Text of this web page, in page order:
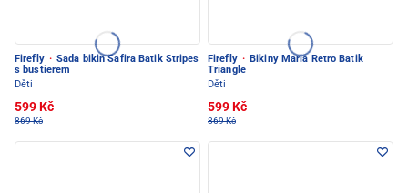
Firefly · Sada bikin Safira Batik Stripes
s bustierem
Děti
599 Kč
869 Kč
Firefly · Bikiny Maria Retro Batik
Triangle
Děti
599 Kč
869 Kč